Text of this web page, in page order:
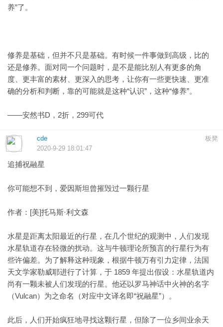
养”了。
修养是基础，但并不只是基础。有时候一件事做到高级，比的
还是修养。面对同一个问题时，是不是能比别人有更多的角
度、更丰富的素材、更深入的思考，让你有一些更快速、更准
确的分析和判断，靠的可能就是这种“认识”，这种“修养”。
——安然书D，2折，299可代
板凳
cde
2020-9-29 18:01:47
追捕祝融星
你可能想不到，爱因斯坦曾摧毁过一颗行星
作者：[美]托马斯·利文森
水星是距离太阳最近的行星，在几个世纪的观测中，人们发现
水星轨道存在轻微的扰动。这与牛顿理论所预言的行星行为有
些许偏差。为了解释这种现象，根据牛顿万有引力定律，法国
天文学家勒威耶进行了计算，于 1859 年提出假设：水星轨道内
尚有一颗未被人们发现的行星。他还以罗马神话中火神的名字
（Vulcan）为之命名（对应中文译名即“祝融星”）。
此后，人们开始疯狂地寻找这颗行星，但除了一位乡间业余天